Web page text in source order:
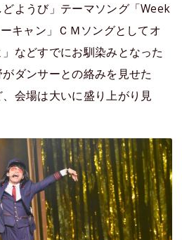
ようび」テーマソング「Week
キャン」ＣＭソングとしてオ
などすでにお馴染みとなった
ダンサーとの絡みを見せた
会場は大いに盛り上がり見